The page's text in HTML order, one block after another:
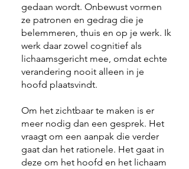
gedaan wordt. Onbewust vormen
ze patronen en gedrag die je
belemmeren, thuis en op je werk. Ik
werk daar zowel cognitief als
lichaamsgericht mee, omdat echte
verandering nooit alleen in je
hoofd plaatsvindt.
Om het zichtbaar te maken is er
meer nodig dan een gesprek. Het
vraagt om een aanpak die verder
gaat dan het rationele. Het gaat in
deze om het hoofd en het lichaam